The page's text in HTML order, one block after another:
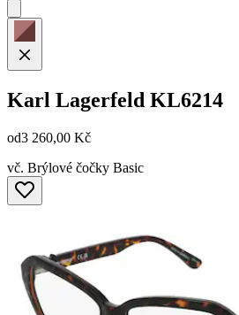
Karl Lagerfeld KL6214
od3 260,00 Kč
vč. Brýlové čočky Basic